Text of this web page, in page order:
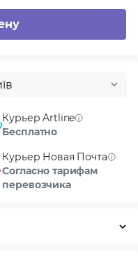
Курьер Artline
Бесплатно
Курьер Новая Почта
Согласно тарифам
перевозчика